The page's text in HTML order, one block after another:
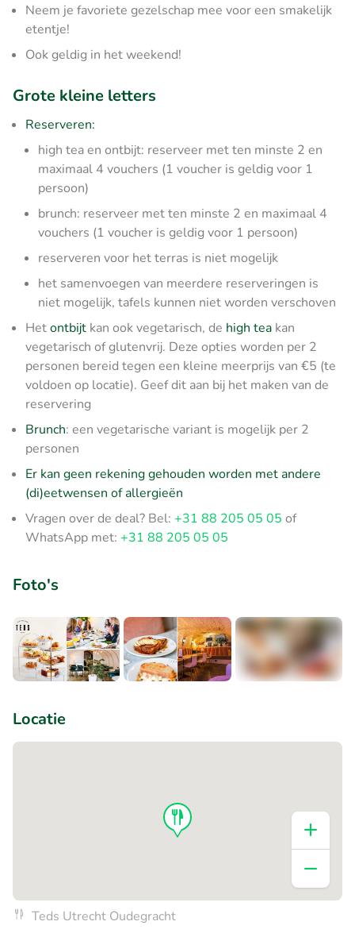
Neem je favoriete gezelschap mee voor een smakelijk
etentje!
Ook geldig in het weekend!
Grote kleine letters
Reserveren:
high tea en ontbijt: reserveer met ten minste 2 en
maximaal 4 vouchers (1 voucher is geldig voor 1
persoon)
brunch: reserveer met ten minste 2 en maximaal 4
vouchers (1 voucher is geldig voor 1 persoon)
reserveren voor het terras is niet mogelijk
het samenvoegen van meerdere reserveringen is
niet mogelijk, tafels kunnen niet worden verschoven
Hetontbijt kan ook vegetarisch, de high tea kan
vegetarisch of glutenvrij. Deze opties worden per 2
personen bereid tegen een kleine meerprijs van €5 (te
voldoen op locatie). Geef dit aan bij het maken van de
reservering
Brunch: een vegetarische variant is mogelijk per 2
personen
Er kan geen rekening gehouden worden met andere
(di)eetwensen of allergieën
Vragen over de deal? Bel: +31 88 205 05 05 of
WhatsApp met: +31 88 205 05 05
Foto's
Locatie
Teds Utrecht Oudegracht